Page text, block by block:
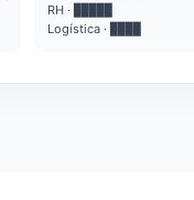
RH · █████
Logística · ████